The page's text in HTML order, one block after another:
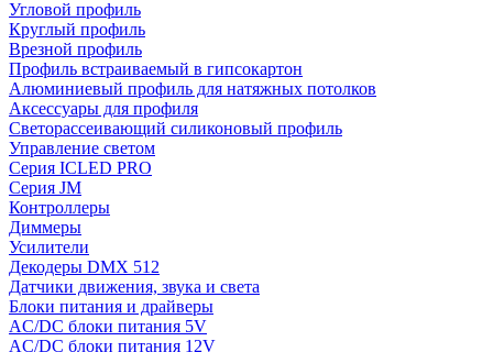
Угловой профиль
Круглый профиль
Врезной профиль
Профиль встраиваемый в гипсокартон
Алюминиевый профиль для натяжных потолков
Аксессуары для профиля
Светорассеивающий силиконовый профиль
Управление светом
Серия ICLED PRO
Серия JM
Контроллеры
Диммеры
Усилители
Декодеры DMX 512
Датчики движения, звука и света
Блоки питания и драйверы
AC/DC блоки питания 5V
AC/DC блоки питания 12V